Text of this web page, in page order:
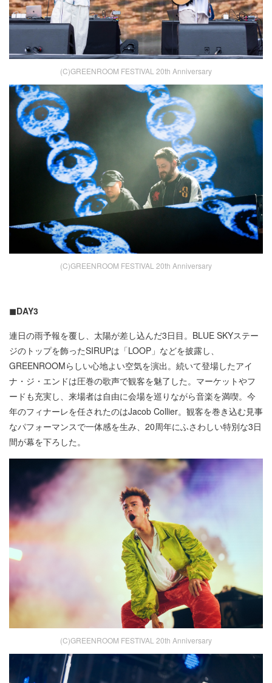
(C)GREENROOM FESTIVAL 20th Anniversary
(C)GREENROOM FESTIVAL 20th Anniversary
◼︎DAY3
連日の雨予報を覆し、太陽が差し込んだ3日目。BLUE SKYステー
ジのトップを飾ったSIRUPは「LOOP」などを披露し、
GREENROOMらしい心地よい空気を演出。続いて登場したアイ
ナ・ジ・エンドは圧巻の歌声で観客を魅了した。マーケットやフ
ードも充実し、来場者は自由に会場を巡りながら音楽を満喫。今
年のフィナーレを任されたのはJacob Collier。観客を巻き込む見事
なパフォーマンスで一体感を生み、20周年にふさわしい特別な3日
間が幕を下ろした。
(C)GREENROOM FESTIVAL 20th Anniversary